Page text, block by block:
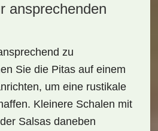
ansprechenden
zu
Sie die Pitas auf einem
um eine rustikale
Kleinere Schalen mit
Salsas daneben